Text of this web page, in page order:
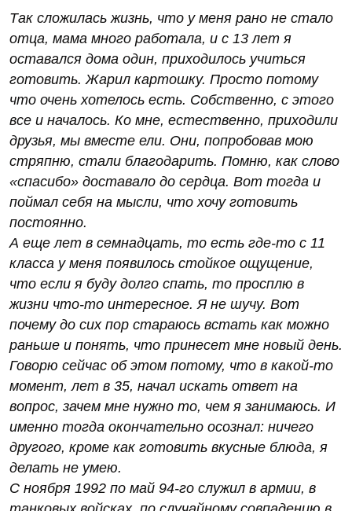
Так сложилась жизнь, что у меня рано не стало
отца, мама много работала, и с 13 лет я
оставался дома один, приходилось учиться
готовить. Жарил картошку. Просто потому
что очень хотелось есть. Собственно, с этого
все и началось. Ко мне, естественно, приходили
друзья, мы вместе ели. Они, попробовав мою
стряпню, стали благодарить. Помню, как слово
«спасибо» доставало до сердца. Вот тогда и
поймал себя на мысли, что хочу готовить
постоянно.
А еще лет в семнадцать, то есть где-то с 11
класса у меня появилось стойкое ощущение,
что если я буду долго спать, то просплю в
жизни что-то интересное. Я не шучу. Вот
почему до сих пор стараюсь встать как можно
раньше и понять, что принесет мне новый день.
Говорю сейчас об этом потому, что в какой-то
момент, лет в 35, начал искать ответ на
вопрос, зачем мне нужно то, чем я занимаюсь. И
именно тогда окончательно осознал: ничего
другого, кроме как готовить вкусные блюда, я
делать не умею.
С ноября 1992 по май 94-го служил в армии, в